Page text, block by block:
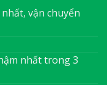
vận chuyển
nhất trong 3